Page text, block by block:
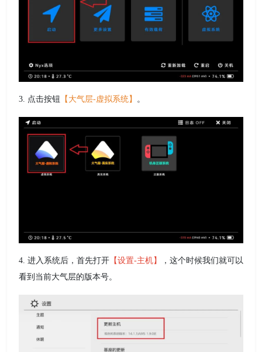
3. 点击按钮 【大气层-虚拟系统】 。
4. 进入系统后，首先打开 【设置-主机】
，这个时候我们就可以
看到当前大气层的版本号。